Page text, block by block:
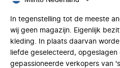
In tegenstelling tot de meeste
wij geen magazijn. Eigenlijk
kleding. In plaats daarvan
liefde geselecteerd,
gepassioneerde verkopers van